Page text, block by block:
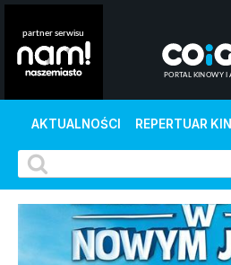
AKTUALNOŚCI REPERTUAR KIN